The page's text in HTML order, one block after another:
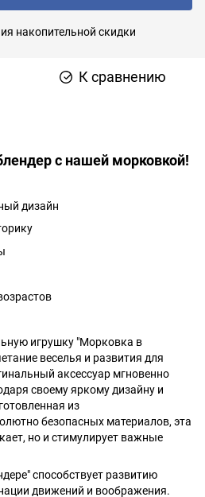
накопительной скидки
К сравнению
с нашей морковкой!
дизайн
игрушку "Морковка в
веселья и развития для
аксессуар мгновенно
своему яркому дизайну и
из
безопасных материалов, эта
но и стимулирует важные
способствует развитию
движений и воображения.